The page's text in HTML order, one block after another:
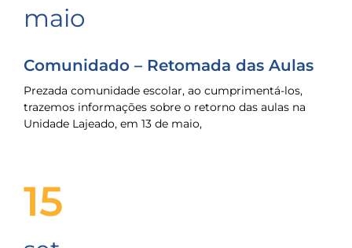
maio
Comunidado – Retomada das Aulas
Prezada comunidade escolar, ao cumprimentá-los,
trazemos informações sobre o retorno das aulas na
Unidade Lajeado, em 13 de maio,
15